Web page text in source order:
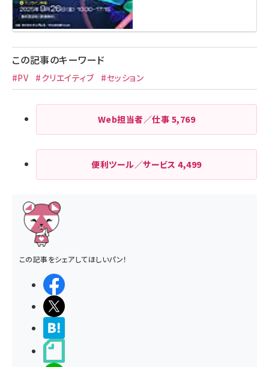
この記事のキーワード
#PV #クリエイティブ #セッション
Web担当者／仕事 5,769
便利ツール／サービス4,499
この記事をシェアしてほしいパン！